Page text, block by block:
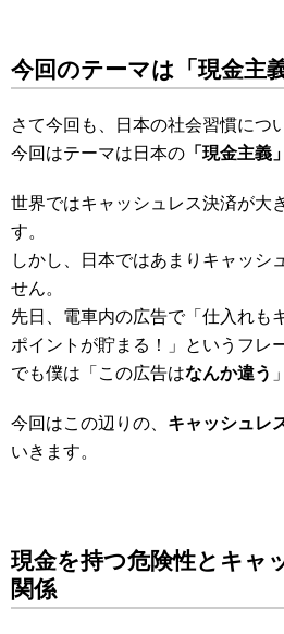
今回のテーマは「現金主義
さて今回も、日本の社会習慣につ
今回はテーマは日本の 「現金主義」
世界ではキャッシュレス決済が大
す。
しかし、日本ではあまりキャッシ
せん。
先日、電車内の広告で「仕入れも
ポイントが貯まる！」というフレ
でも僕は「この広告はなんか違う
今回はこの辺りの、 キャッシュレ
いきます。
現金を持つ危険性とキャ
関係